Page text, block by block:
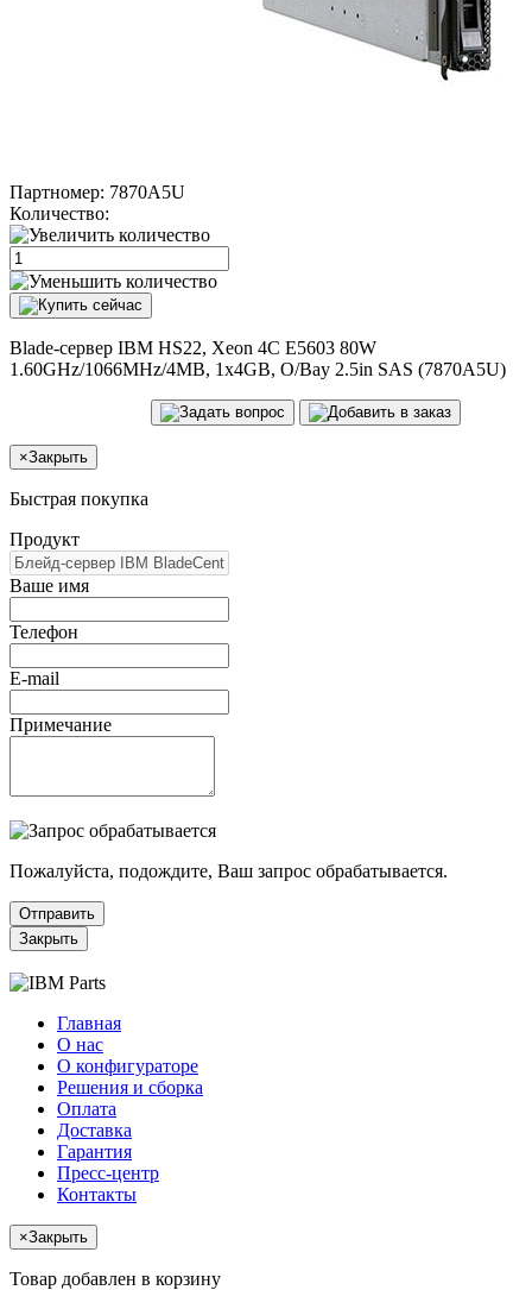
Партномер: 7870A5U
Количество:
Blade-сервер IBM HS22, Xeon 4C E5603 80W
1.60GHz/1066MHz/4MB, 1x4GB, O/Bay 2.5in SAS (7870A5U)
×Закрыть
Быстрая покупка
Продукт
Ваше имя
Телефон
E-mail
Примечание
Пожалуйста, подождите, Ваш запрос обрабатывается.
Отправить
Закрыть
Главная
О нас
О конфигураторе
Решения и сборка
Оплата
Доставка
Гарантия
Пресс-центр
Контакты
×Закрыть
Товар добавлен в корзину